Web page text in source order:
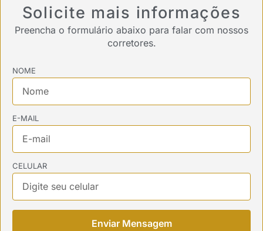
Solicite mais informações
Preencha o formulário abaixo para falar com nossos
corretores.
NOME
E-MAIL
CELULAR
Enviar Mensagem